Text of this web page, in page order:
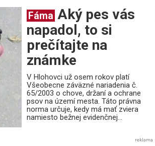
Fáma Aký pes vás
napadol, to si
prečítajte na
známke
V Hlohovci už osem rokov platí
Všeobecne záväzné nariadenia č.
65/2003 o chove, držaní a ochrane
psov na území mesta. Táto právna
norma určuje, kedy má mať zviera
namiesto bežnej evidenčnej...
reklama